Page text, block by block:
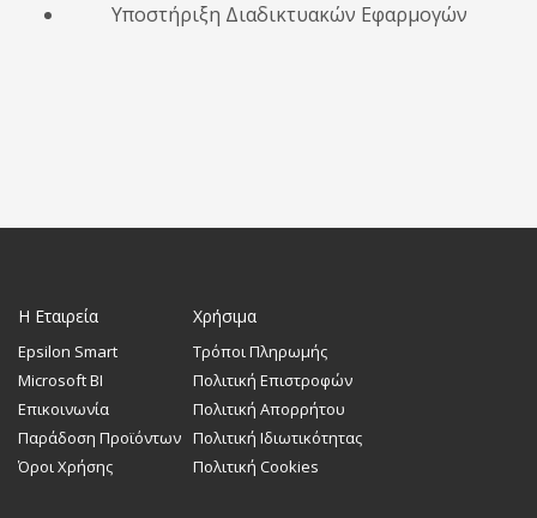
Υποστήριξη Διαδικτυακών Εφαρμογών
Η Εταιρεία
Epsilon Smart
Microsoft BI
Επικοινωνία
Παράδοση Προϊόντων
Όροι Χρήσης
Χρήσιμα
Τρόποι Πληρωμής
Πολιτική Επιστροφών
Πολιτική Απορρήτου
Πολιτική Ιδιωτικότητας
Πολιτική Cookies